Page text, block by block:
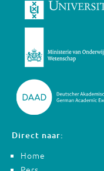
Direct naar:
Home